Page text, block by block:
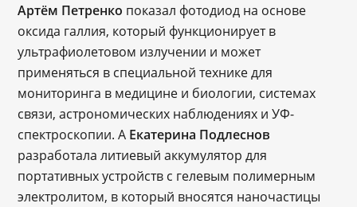
Артём Петренко показал фотодиод на основе
оксида галлия, который функционирует в
ультрафиолетовом излучении и может
применяться в специальной технике для
мониторинга в медицине и биологии, системах
связи, астрономических наблюдениях и УФ-
спектроскопии. А Екатерина Подлеснов
разработала литиевый аккумулятор для
портативных устройств с гелевым полимерным
электролитом, в который вносятся наночастицы